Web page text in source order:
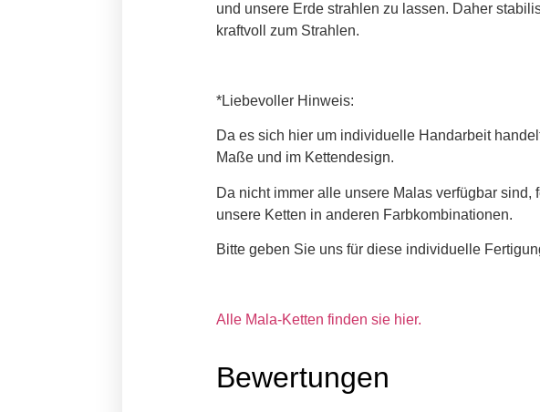
und unsere Erde strahlen zu lassen. Daher
kraftvoll zum Strahlen.
*Liebevoller Hinweis:
Da es sich hier um individuelle Handarbeit
Maße und im Kettendesign.
Da nicht immer alle unsere Malas verfügbar
unsere Ketten in anderen Farbkombinationen.
Bitte geben Sie uns für diese individuelle
Alle Mala-Ketten finden sie hier.
Bewertungen